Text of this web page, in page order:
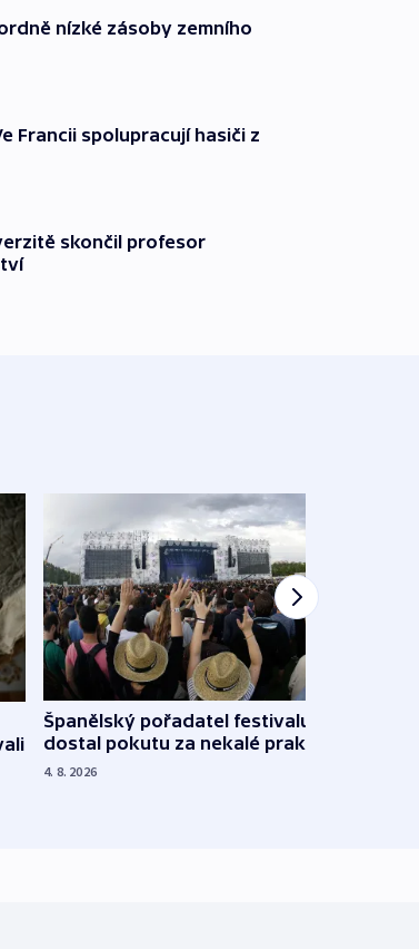
nízké zásoby zemního
Francii spolupracují hasiči z
skončil profesor
Španělský pořadatel festivalu
dostal pokutu za nekalé praktiky
4. 8. 2026